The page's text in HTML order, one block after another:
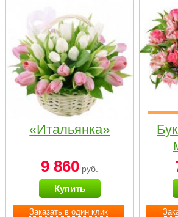
Заказать в один клик
«Итальянка»
9 860 руб.
Купить